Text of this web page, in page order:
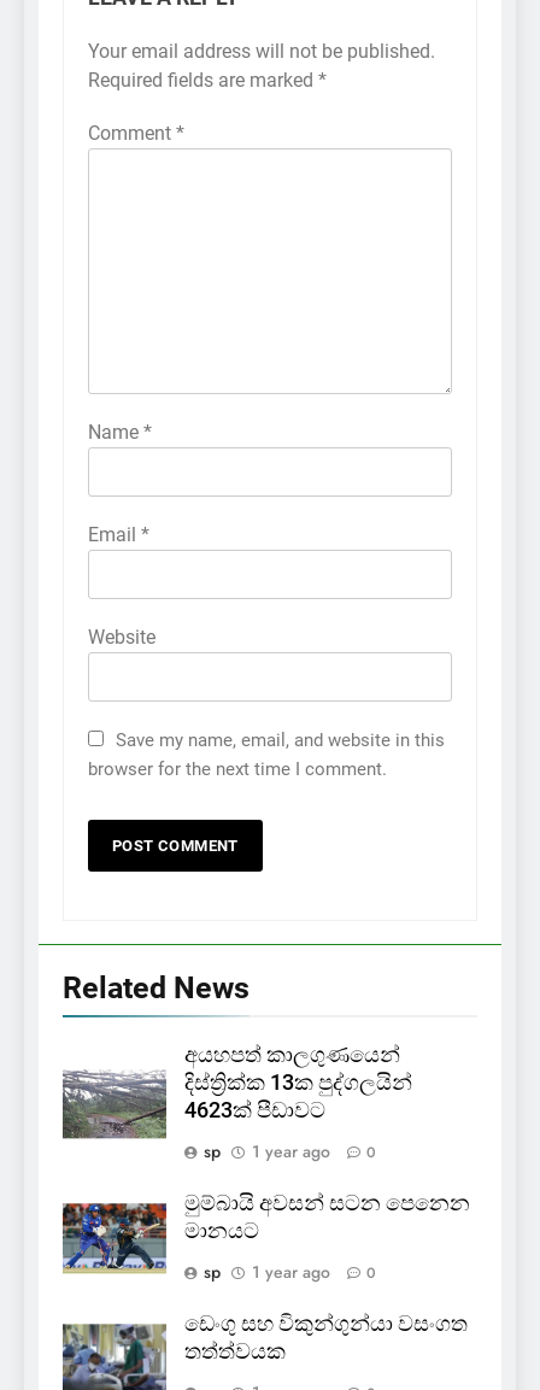
Your email address will not be published.
Required fields are marked *
Comment *
Name *
Email *
Website
Save my name, email, and website in this
browser for the next time I comment.
Related News
අයහපත් කාලගුණයෙන්
දිස්ත්‍රික්ක 13ක පුද්ගලයින්
4623ක් පීඩාවට
sp
1 year ago 0
මුම්බායි අවසන් සටන පෙනෙන
මානයට
sp
1 year ago 0
ඩෙංගු සහ විකුන්ගුන්යා වසංගත
තත්ත්වයක